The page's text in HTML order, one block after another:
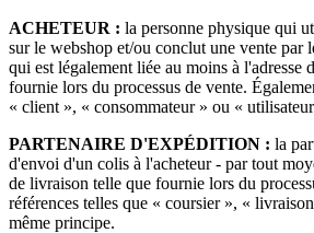
ACHETEUR : la personne physique qui
sur le webshop et/ou conclut une vente par
qui est légalement liée au moins à l'adresse
fournie lors du processus de vente.
« client », « consommateur » ou «
PARTENAIRE D'EXPÉDITION : la
d'envoi d'un colis à l'acheteur - par tout
de livraison telle que fournie lors du
références telles que « coursier », «
même principe.